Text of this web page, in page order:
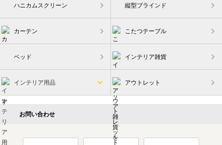
ハニカムスクリーン 縦型ブラインド
カーテン こたつテーブル
ベッド インテリア雑貨
インテリア用品 アウトレット
お問い合わせ